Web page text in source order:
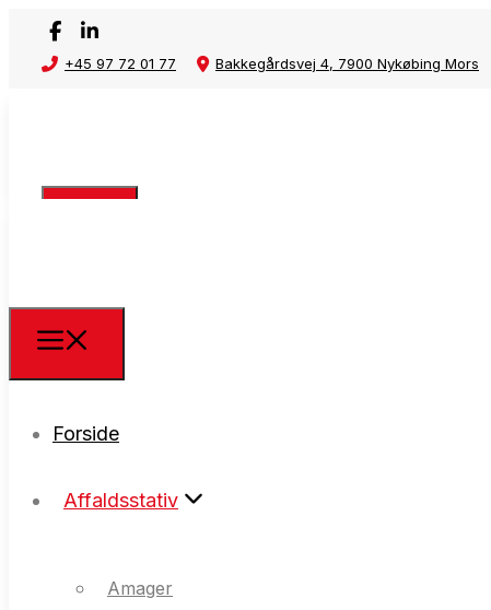
+45 97 72 01 77 Bakkegårdsvej 4, 7900 Nykøbing Mors
Affaldsstativ
Cecilie
Forside
Affaldsstativ
Amager